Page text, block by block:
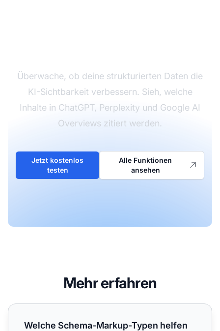
Überwache, ob deine strukturierten Daten die
KI-Sichtbarkeit verbessern. Sieh, welche
Inhalte in ChatGPT, Perplexity und Google AI
Overviews zitiert werden.
Jetzt kostenlos
testen
Alle Funktionen
ansehen
Mehr erfahren
Welche Schema-Markup-Typen helfen wirklich bei der
Welche Schema-Markup-Typen helfen